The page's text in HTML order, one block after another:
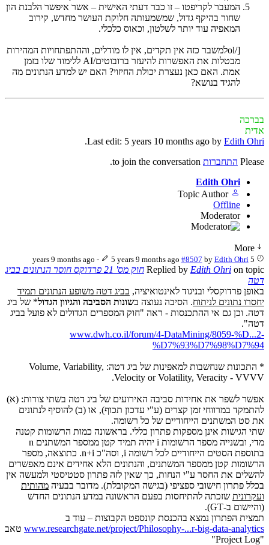
המעבר לקריפטו – זו כבר דעתי האישית – אשר איפשר הלבנת הון
שחור בהיקף גדול, שמשמעותה חלוקת העושר מחדש, קירוב
המאפיה עוד יותר לשלטון, וכאוס כלכלי.
[/olלמשבר כזה אין תקדים, אין לו מודלים, וההתפתחויות המהירות
מבטלות את האפשרות להיעזר ברובוטים/AI ללימוד שלו בזמן
אמת. האם כאן נעצרת יכולת החיזוי? האם יש למדע הנתונים מה
להגיד בנושא?
בברכה
אדית
Last edit: 5 years 10 months ago by Edith Ohri
.
Please התחברות
Edith Ohri
Topic Author
Offline
Moderator
More
5 years 9 months ago
- 5 years 9 months ago #8507 by Edith Ohri
Replied by Edith Ohri on topic
חוק מס' 21 פרדוקס חוסר הנתונים בביג
דטה
באופן פרדוקסלי ובניגוד לאינטואיציה, בביג דטה משופע הנתונים תמיד
יחסרו נתונים לניתוח. הסיבה נעוצה בשונות הסביבה והגיוון הגדול* של ביג
דטה. וכן גם אי ההתכנסות - ראה "חוק המספרים הגדולים לא פועל בביג
דטה".
www.dwh.co.il/forum/4-DataMining/8059-%D...2-
%D7%93%D7%98%D7%94
* התכונות שנחשבות למאפינות של ביג דטה: Volume, Variability,
Velocity or Volatility, Veracity - VVVV.
אפשר לשפר את אחידות סביבה האירועים של ביג דטה בשתי צורות: (א)
להתמקד במרווחי זמן קצרים (ע"י עדכון תכוף), או (ב) להוסיף לנתונים
את סט המשתנים הייחודיים של כל רשומה.
שתי הגישות אינן מספקות פתרון כללי. בראשונה כמות הרשומות קטנה
מדי, ובשנייה מספר הרשומות i יהיה תמיד קטן ממספר המשתנים n
בתוספת הסטים הייחודיים לכל רשומה i, וסה"כ n+i. כתוצאה, מספר
הרשומות קטן ממספר המשתנים, והנתונים הלא אחידים אינם מאפשרים
להשלים את החסר ע"י הנחות, כך שאין לזה פתרון סטטיסטי ולמעשה אין
בכלל פתרון חישובי ספציפי (בגישה המקובלת). מדובר בבעיה מהותית
ועקרונית שזכתה להתיחסות בפעם הראשונה במדע הנתונים החדש
(והיישום ב-GT).
תמצית הפתרון נמצא בהכנסת קונספט הקבוצות – עוד ב
www.researchgate.net/project/Philosophy-...r-big-data-analytics טאב
"Project Log"